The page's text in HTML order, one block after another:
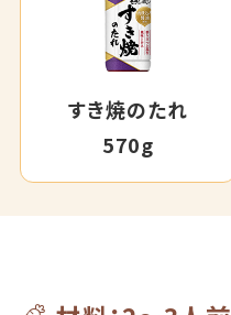
すき焼のたれ
570g